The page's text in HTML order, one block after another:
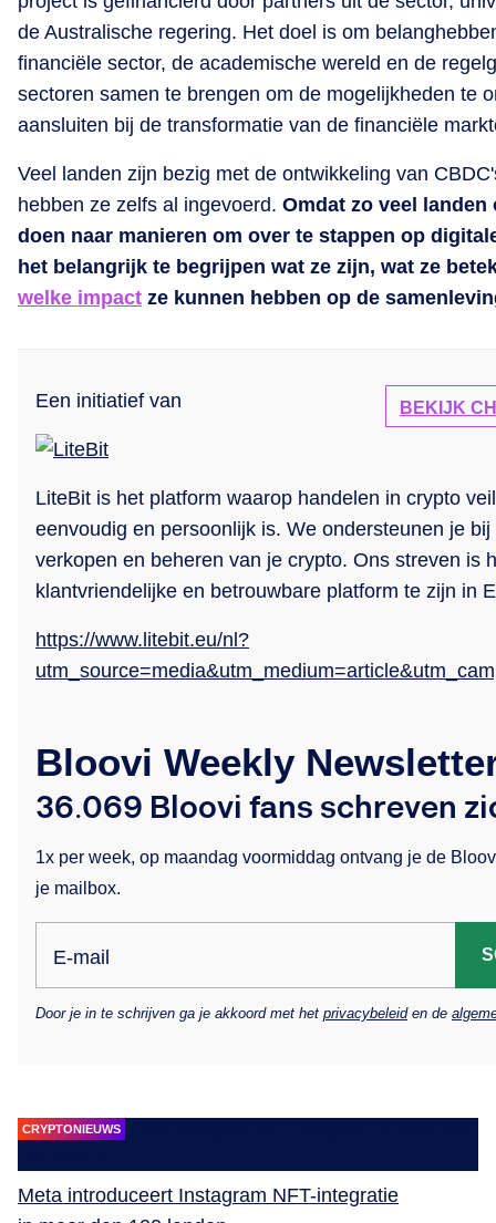
de Australische regering. Het doel is om
financiële sector, de academische wereld en de
sectoren samen te brengen om de mogelijkheden te
aansluiten bij de transformatie van de financiële
Veel landen zijn bezig met de ontwikkeling van
hebben ze zelfs al ingevoerd. Omdat zo veel landen
doen naar manieren om over te stappen op
het belangrijk te begrijpen wat ze zijn, wat ze
welke impact ze kunnen hebben op de
BEKIJK
Een initiatief van
LiteBit is het platform waarop handelen in crypto
eenvoudig en persoonlijk is. We ondersteunen je
verkopen en beheren van je crypto. Ons streven is
klantvriendelijke en betrouwbare platform te zijn in
https://www.litebit.eu/nl?
Bloovi Weekly
36.069 Bloovi fans schreven
1x per week, op maandag voormiddag ontvang je de
je mailbox.
E-mail
Door je in te schrijven ga je akkoord met het privacybeleiden de
CRYPTONIEUWS
Meta introduceert Instagram NFT-integratie